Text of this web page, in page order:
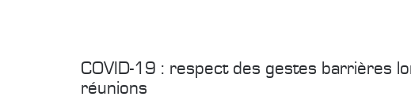
COVID-19 : respect des gestes barrières
réunions